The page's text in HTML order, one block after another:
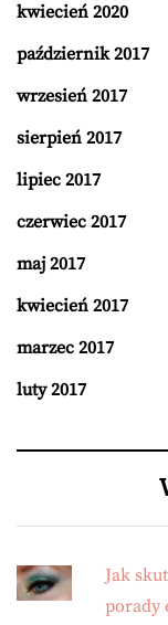
kwiecień 2020
październik 2017
wrzesień 2017
sierpień 2017
lipiec 2017
czerwiec 2017
maj 2017
kwiecień 2017
marzec 2017
luty 2017
Jak
porady